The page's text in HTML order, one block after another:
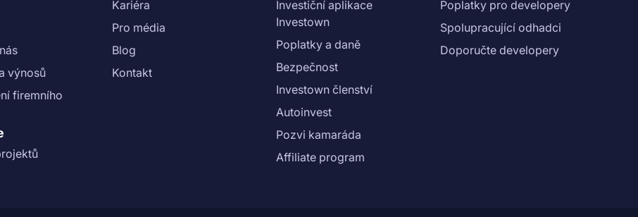
výnosů
firemního
Kariéra
Pro média
Blog
Kontakt
Investiční aplikace
Investown
Poplatky a daně
Bezpečnost
Investown členství
Autoinvest
Pozvi kamaráda
Affiliate program
Poplatky pro developery
Spolupracující odhadci
Doporučte developery